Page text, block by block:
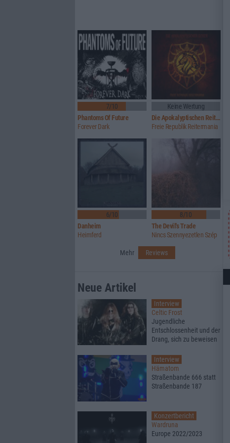
7/10
Phantoms Of Future
Forever Dark
Keine Wertung
Die Apokalyptischen Reiter
Freie Republik Reitermania
6/10
Danheim
Heimferd
8/10
The Devil's Trade
Nincs Szennyezetlen Szép
Mehr Reviews
Neue Artikel
Interview
Celtic Frost
Jugendliche
Entschlossenheit und der
Drang, sich zu beweisen
Interview
Hämatom
Straßenbande 666 statt
Straßenbande 187
Konzertbericht
Wardruna
Europe 2022/2023